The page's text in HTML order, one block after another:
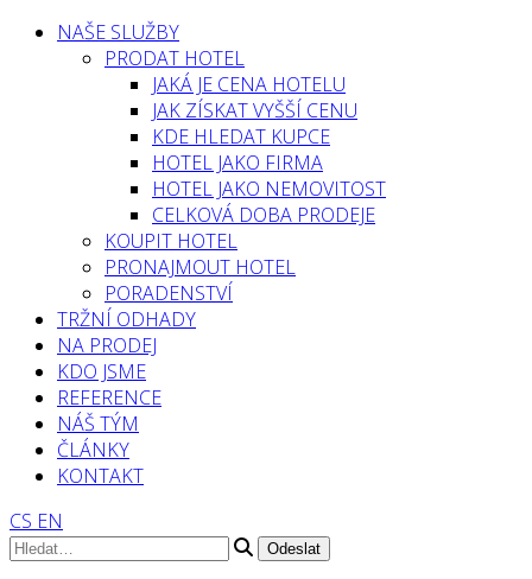
NAŠE SLUŽBY
PRODAT HOTEL
JAKÁ JE CENA HOTELU
JAK ZÍSKAT VYŠŠÍ CENU
KDE HLEDAT KUPCE
HOTEL JAKO FIRMA
HOTEL JAKO NEMOVITOST
CELKOVÁ DOBA PRODEJE
KOUPIT HOTEL
PRONAJMOUT HOTEL
PORADENSTVÍ
TRŽNÍ ODHADY
NA PRODEJ
KDO JSME
REFERENCE
NÁŠ TÝM
ČLÁNKY
KONTAKT
CS EN